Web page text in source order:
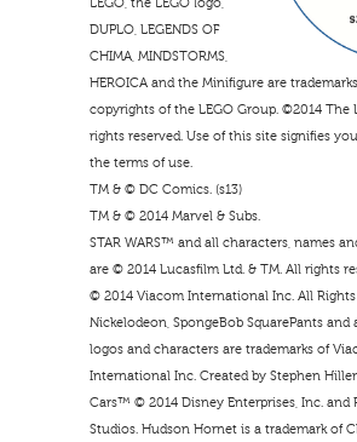
DUPLO, LEGENDS OF
CHIMA, MINDSTORMS,
HEROICA and the Minifigure are
copyrights of the LEGO Group. ©2014 The
rights reserved. Use of this site signifies
the terms of use.
TM & © DC Comics. (s13)
TM & © 2014 Marvel & Subs.
STAR WARS™ and all characters, names
are © 2014 Lucasfilm Ltd. & TM. All rights
© 2014 Viacom International Inc. All Rights
Nickelodeon, SpongeBob SquarePants and
logos and characters are trademarks of
International Inc. Created by Stephen
Cars™ © 2014 Disney Enterprises, Inc. and
Studios. Hudson Hornet is a trademark of